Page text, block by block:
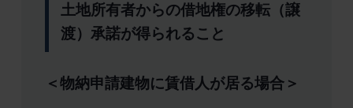
土地所有者からの借地権の移転（譲
渡）承諾が得られること
＜物納申請建物に賃借人が居る場合＞